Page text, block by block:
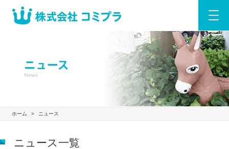
ホーム > ニュース
ニュース一覧